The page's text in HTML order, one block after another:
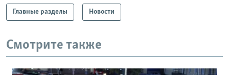
Главные разделы Новости
Смотрите также